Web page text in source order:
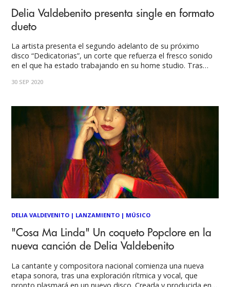
Delia Valdebenito presenta single en formato
dueto
La artista presenta el segundo adelanto de su próximo
disco “Dedicatorias”, un corte que refuerza el fresco sonido
en el que ha estado trabajando en su home studio. Tras
liberación de su single “Cosa Ma Linda”, la cantante y
30 SEP 2020
DELIA VALDEVENITO | LANZAMIENTO | MÚSICO
"Cosa Ma Linda" Un coqueto Popclore en la
nueva canción de Delia Valdebenito
La cantante y compositora nacional comienza una nueva
etapa sonora, tras una exploración rítmica y vocal, que